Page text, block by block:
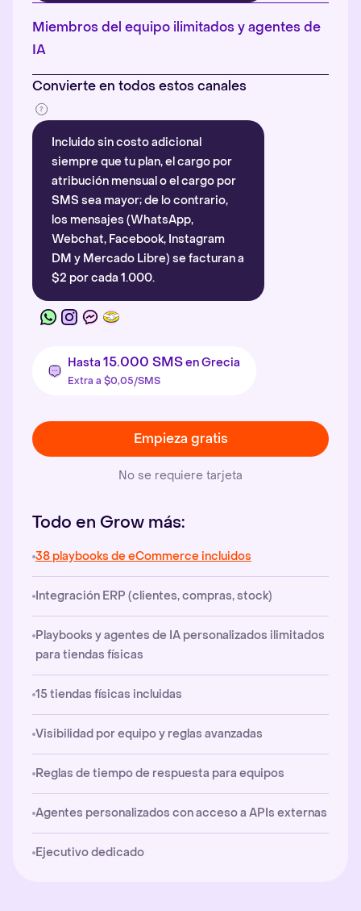
Más información
Miembros del equipo ilimitados y agentes de
IA
Convierte en todos estos canales
Incluido sin costo adicional
siempre que tu plan, el cargo por
atribución mensual o el cargo por
SMS sea mayor; de lo contrario,
los mensajes (WhatsApp,
Webchat, Facebook, Instagram
DM y Mercado Libre) se facturan a
$2 por cada 1.000.
Hasta 15.000 SMSen Grecia
Extra a $0,05/SMS
Empieza gratis
No se requiere tarjeta
Todo en Grow más:
38 playbooks de eCommerce incluidos
Integración ERP (clientes, compras, stock)
Playbooks y agentes de IA personalizados ilimitados
para tiendas físicas
15 tiendas físicas incluidas
Visibilidad por equipo y reglas avanzadas
Reglas de tiempo de respuesta para equipos
Agentes personalizados con acceso a APIs externas
Ejecutivo dedicado